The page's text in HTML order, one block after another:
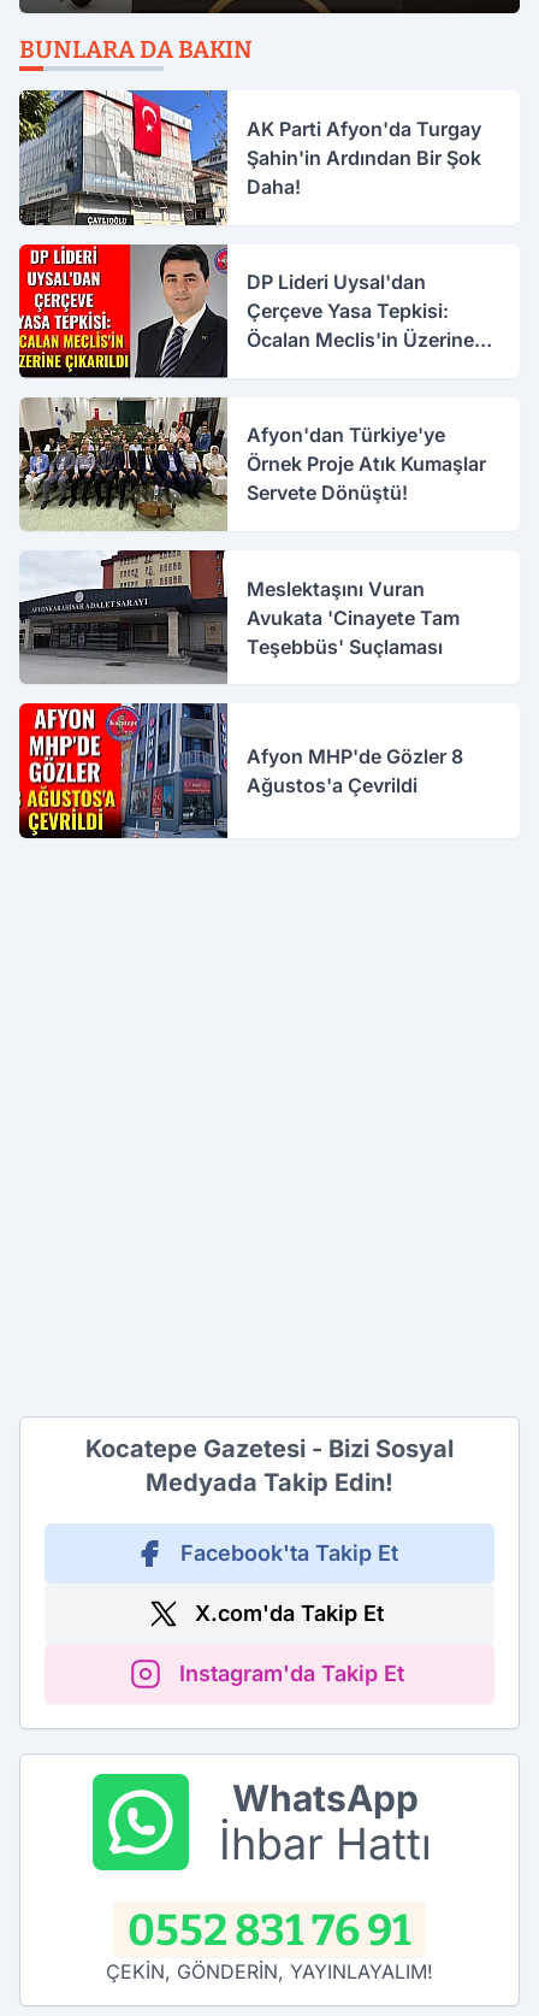
BUNLARA DA BAKIN
AK Parti Afyon'da Turgay
Şahin'in Ardından Bir Şok
Daha!
DP Lideri Uysal'dan
Çerçeve Yasa Tepkisi:
Öcalan Meclis'in Üzerine
Afyon'dan Türkiye'ye
Örnek Proje Atık Kumaşlar
Servete Dönüştü!
Meslektaşını Vuran
Avukata 'Cinayete Tam
Teşebbüs' Suçlaması
Afyon MHP'de Gözler 8
Ağustos'a Çevrildi
Kocatepe Gazetesi - Bizi Sosyal
Medyada Takip Edin!
Facebook'ta Takip Et
X.com'da Takip Et
Instagram'da Takip Et
WhatsApp
İhbar Hattı
0552 831 76 91
ÇEKİN, GÖNDERİN, YAYINLAYALIM!